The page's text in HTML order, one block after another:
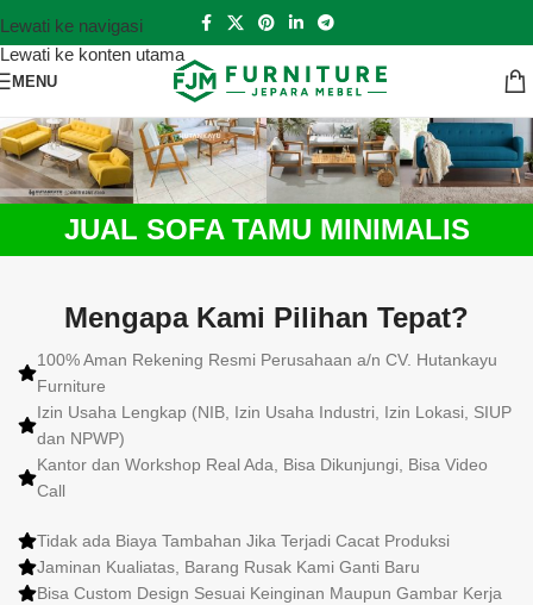
Lewati ke navigasi
Lewati ke konten utama
MENU
JUAL SOFA TAMU MINIMALIS
Mengapa Kami Pilihan Tepat?
100% Aman Rekening Resmi Perusahaan a/n CV. Hutankayu
Furniture
Izin Usaha Lengkap (NIB, Izin Usaha Industri, Izin Lokasi, SIUP
dan NPWP)
Kantor dan Workshop Real Ada, Bisa Dikunjungi, Bisa Video
Call
Tidak ada Biaya Tambahan Jika Terjadi Cacat Produksi
Jaminan Kualiatas, Barang Rusak Kami Ganti Baru
Bisa Custom Design Sesuai Keinginan Maupun Gambar Kerja